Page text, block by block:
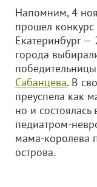
Напомним, 4
прошел
Екатеринбург —
города
Сабанцева. В
преуспела как
но и состоялась
педиатром-
мама-королева
острова.